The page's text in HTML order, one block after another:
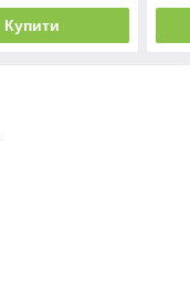
Купити